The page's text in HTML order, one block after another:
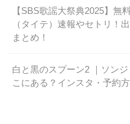
【SBS歌謡大祭典2025】無
（タイテ）速報やセトリ！
まとめ！
白と黒のスプーン2 ｜ソン
こにある？インスタ・予約